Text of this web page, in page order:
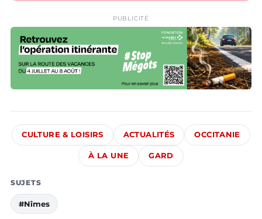
PUBLICITÉ
CULTURE & LOISIRS ACTUALITÉS OCCITANIE
À LA UNE GARD
SUJETS
#Nîmes